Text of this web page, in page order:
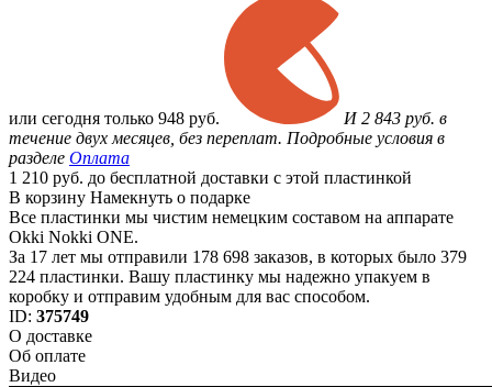
или сегодня только 948 руб.
И 2 843 руб. в
течение двух месяцев, без переплат. Подробные условия в
разделе Оплата
1 210 руб. до бесплатной доставки с этой пластинкой
В корзину Намекнуть о подарке
Все пластинки мы чистим немецким составом на аппарате
Okki Nokki ONE.
За 17 лет мы отправили 178 698 заказов, в которых было 379
224 пластинки. Вашу пластинку мы надежно упакуем в
коробку и отправим удобным для вас способом.
ID: 375749
О доставке
Об оплате
Видео